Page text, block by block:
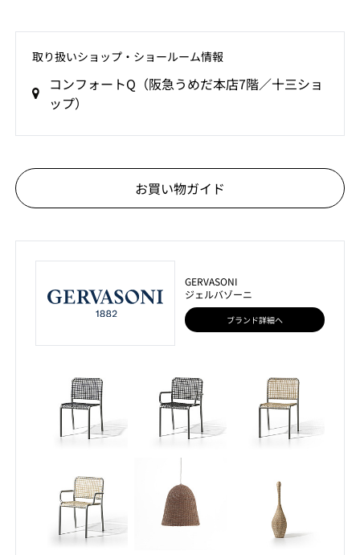
取り扱いショップ‧ショールーム情報
コンフォートQ（阪急うめだ本店7階／十三ショ
ップ）
お買い物ガイド
GERVASONI
ジェルバゾーニ
ブランド詳細へ